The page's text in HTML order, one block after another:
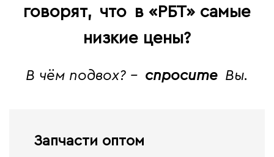
говорят, что в «РБТ» самые
низкие цены?
В чём подвох? - спросите Вы.
Запчасти оптом